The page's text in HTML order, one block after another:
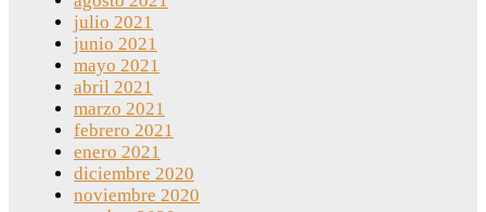
julio 2021
junio 2021
mayo 2021
abril 2021
marzo 2021
febrero 2021
enero 2021
diciembre 2020
noviembre 2020